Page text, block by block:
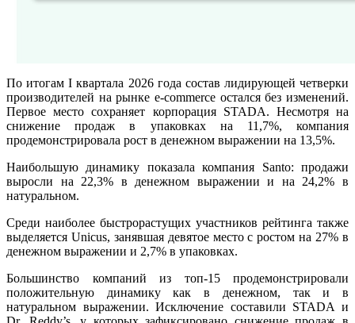
По итогам I квартала 2026 года состав лидирующей четверки
производителей на рынке e-commerce остался без изменений.
Первое место сохраняет корпорация STADA. Несмотря на
снижение продаж в упаковках на 11,7%, компания
продемонстрировала рост в денежном выражении на 13,5%.
Наибольшую динамику показала компания Santo: продажи
выросли на 22,3% в денежном выражении и на 24,2% в
натуральном.
Среди наиболее быстрорастущих участников рейтинга также
выделяется Unicus, занявшая девятое место с ростом на 27% в
денежном выражении и 2,7% в упаковках.
Большинство компаний из топ-15 продемонстрировали
положительную динамику как в денежном, так и в
натуральном выражении. Исключение составили STADA и